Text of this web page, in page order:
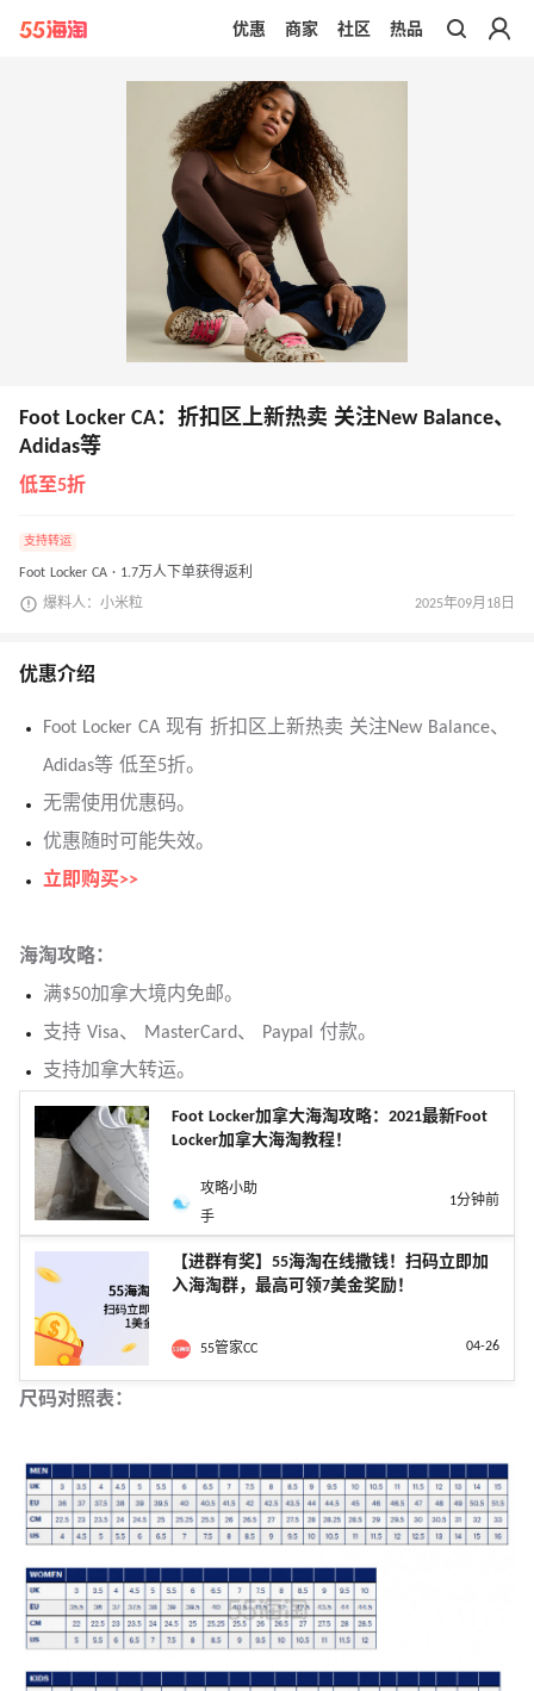
带你去官网买正品
优惠 商家 社区 热品
Foot Locker CA：折扣区上新热卖 关注New Balance、
Adidas等
低至5折
支持转运
Foot Locker CA · 1.7万人下单获得返利
爆料人：小米粒 2025年09月18日
优惠介绍
Foot Locker CA 现有 折扣区上新热卖 关注New Balance、
Adidas等 低至5折。
无需使用优惠码。
优惠随时可能失效。
立即购买>>
海淘攻略：
满$50加拿大境内免邮。
支持 Visa、 MasterCard、 Paypal 付款。
支持加拿大转运。
Foot Locker加拿大海淘攻略：2021最新Foot
Locker加拿大海淘教程！
攻略小助
手
1分钟前
【进群有奖】55海淘在线撒钱！扫码立即加
入海淘群，最高可领7美金奖励！
55管家CC 04-26
尺码对照表：